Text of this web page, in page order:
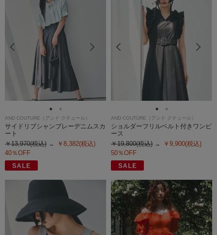
AND COUTURE（アンド クチュール）
サイドリブシャンブレーデニムスカ
ート
￥13,970(税込)
￥8,382(税込)
40％OFF
AND COUTURE（アンド クチュール）
ショルダーフリルベルト付きワンピ
ース
￥19,800(税込)
￥9,900(税込)
50％OFF